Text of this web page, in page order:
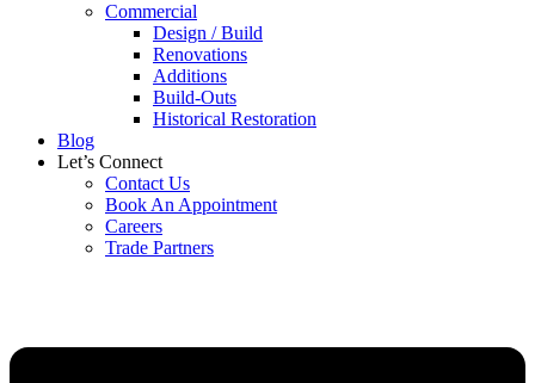
Commercial
Design / Build
Renovations
Additions
Build-Outs
Historical Restoration
Blog
Let’s Connect
Contact Us
Book An Appointment
Careers
Trade Partners